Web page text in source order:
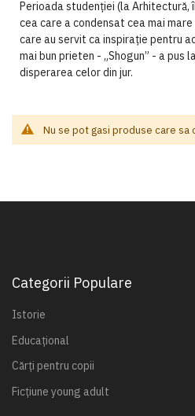
Perioada studenției (la
cea care a condensat cea mai
care au servit ca inspirație pentru
mai bun prieten - „Shogun” - a pus
disperarea celor din jur.
Nu se pot gasi produse care sa
Categorii Populare
Istorie
Educațional
Cărți pentru copii
Ficțiune young adult